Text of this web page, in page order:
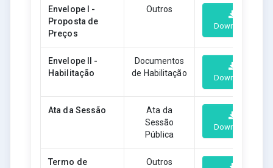
Envelope I -
Proposta de
Preços
Outros
Download
Envelope II -
Habilitação
Documentos
de Habilitação
Download
Ata da Sessão
Ata da
Sessão
Pública
Download
Termo de
Outros